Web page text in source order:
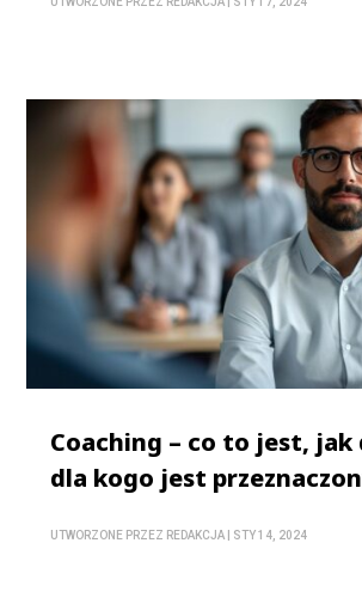
Coaching – co to jest, jak
dla kogo jest
UTWORZONE PRZEZ REDAKCJA STY 14, 2024